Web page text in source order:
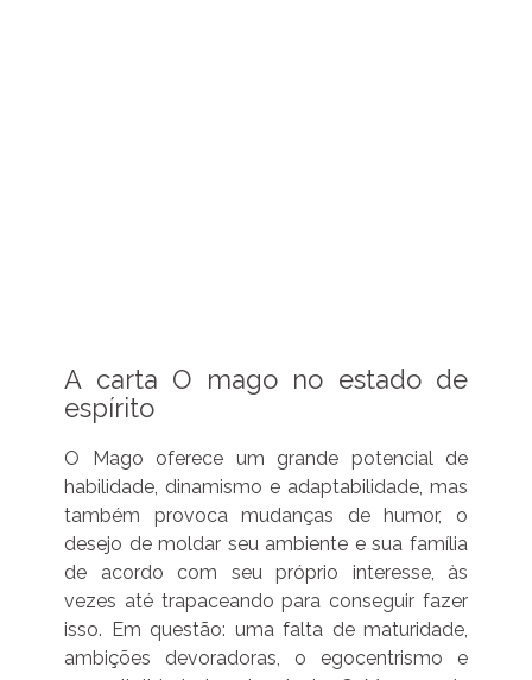
A carta O mago no estado de
espírito
O Mago oferece um grande potencial de
habilidade, dinamismo e adaptabilidade, mas
também provoca mudanças de humor, o
desejo de moldar seu ambiente e sua família
de acordo com seu próprio interesse, às
vezes até trapaceando para conseguir fazer
isso. Em questão: uma falta de maturidade,
ambições devoradoras, o egocentrismo e